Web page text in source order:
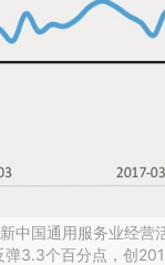
中国通用服务业经营
弹3.3个百分点，创